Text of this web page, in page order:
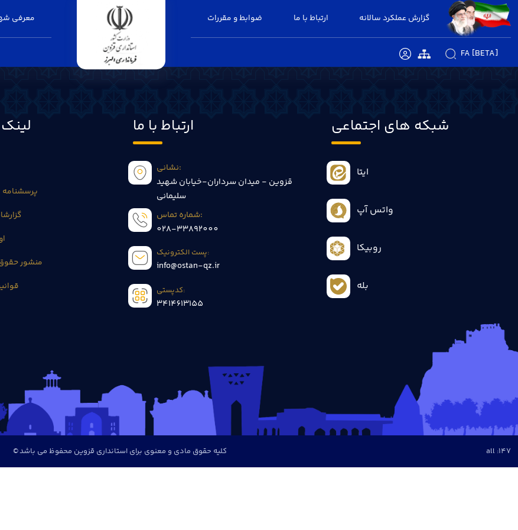
معرفی ضوابط و مقررات ارتباط با ما گزارش عملکرد سالانه
FA [BETA]
پرسشنامه
منشور
ارتباط با ما
نشانی:
قزوین - میدان سرداران-خیابان شهید
سلیمانی
شماره تماس:
028-33892000
پست الکترونیک:
info@ostan-qz.ir
کدپستی:
3414613155
شبکه های اجتماعی
ایتا
واتس آپ
روبیکا
بله
all :147